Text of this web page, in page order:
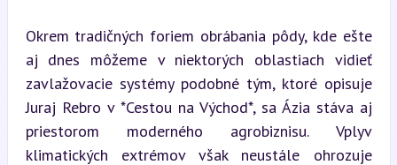
Okrem tradičných foriem obrábania pôdy, kde ešte
aj dnes môžeme v niektorých oblastiach vidieť
zavlažovacie systémy podobné tým, ktoré opisuje
Juraj Rebro v *Cestou na Východ*, sa Ázia stáva aj
priestorom moderného agrobiznisu. Vplyv
klimatických extrémov však neustále ohrozuje